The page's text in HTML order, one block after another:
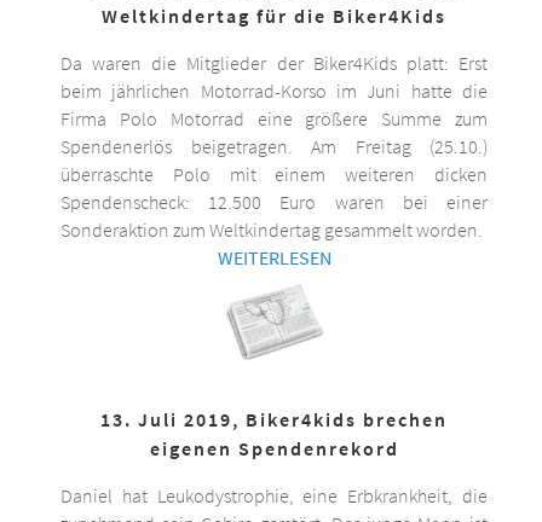
Weltkindertag für die Biker4Kids
Da waren die Mitglieder der Biker4Kids platt: Erst
beim jährlichen Motorrad-Korso im Juni hatte die
Firma Polo Motorrad eine größere Summe zum
Spendenerlös beigetragen. Am Freitag (25.10.)
überraschte Polo mit einem weiteren dicken
Spendenscheck: 12.500 Euro waren bei einer
Sonderaktion zum Weltkindertag gesammelt worden.
WEITERLESEN
13. Juli 2019, Biker4kids brechen
eigenen Spendenrekord
Daniel hat Leukodystrophie, eine Erbkrankheit, die